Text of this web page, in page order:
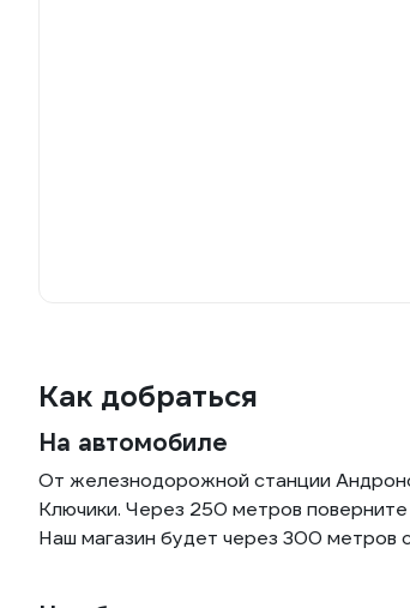
Как добраться
На автомобиле
От железнодорожной станции
Ключики. Через 250 метров
Наш магазин будет через 300 метров